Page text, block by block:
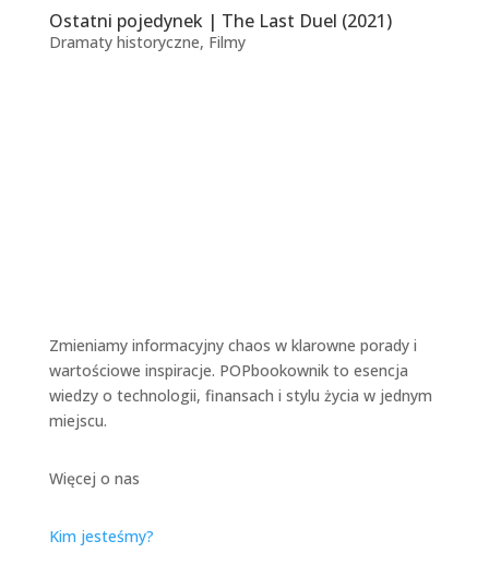
Ostatni pojedynek | The Last Duel (2021)
Dramaty historyczne, Filmy
Zmieniamy informacyjny chaos w klarowne porady i
wartościowe inspiracje. POPbookownik to esencja
wiedzy o technologii, finansach i stylu życia w jednym
miejscu.
Więcej o nas
Kim jesteśmy?